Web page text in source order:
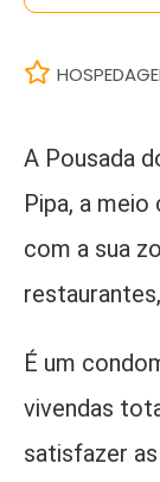
A Pousada
Pipa, a meio
com a sua
É um
vivendas
satisfazer